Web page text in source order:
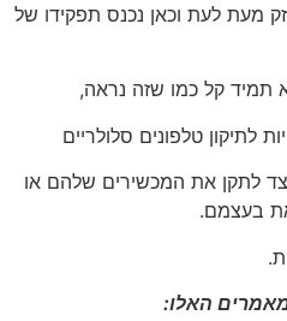
מעת לעת וכאן נכנס תפקידו של
תמיד קל כמו שזה נראה,
טלפונים סלולריים
לתקן את המכשירים שלהם או
בעצמם.
האלו: